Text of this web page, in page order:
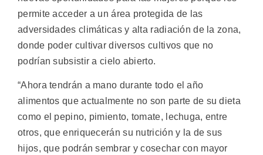
permite acceder a un área protegida de las
adversidades climáticas y alta radiación de la zona,
donde poder cultivar diversos cultivos que no
podrían subsistir a cielo abierto.
“Ahora tendrán a mano durante todo el año
alimentos que actualmente no son parte de su dieta
como el pepino, pimiento, tomate, lechuga, entre
otros, que enriquecerán su nutrición y la de sus
hijos, que podrán sembrar y cosechar con mayor